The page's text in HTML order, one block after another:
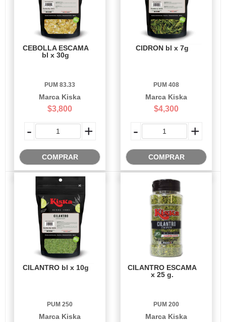
CEBOLLA ESCAMA
bl x 30g
PUM 83.33
Marca Kiska
$3,800
- +
COMPRAR
CIDRON bl x 7g
PUM 408
Marca Kiska
$4,300
- +
COMPRAR
CILANTRO bl x 10g
PUM 250
Marca Kiska
CILANTRO ESCAMA
x 25 g.
PUM 200
Marca Kiska